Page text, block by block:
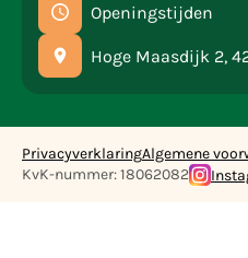
Openingstijden
Hoge Maasdijk 2,
PrivacyverklaringAlgemene
KvK-nummer: 18062082